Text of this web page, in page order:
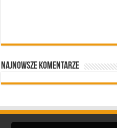
Najnowsze komentarze